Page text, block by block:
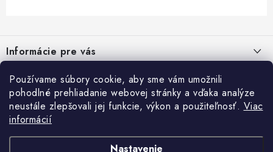
Používame súbory cookie, aby sme vám umožnili
pohodlné prehliadanie webovej stránky a vďaka analýze
neustále zlepšovali jej funkcie, výkon a použiteľnosť. Viac
informácií
Nastavenie
pInformácie pre vás
Ako nakupovať
Všeobecné obchodné podmienky
Podmienky ochrany osobných údajov a poučenie o Cookies
Prihlásenie
E-mail
Facebook
Prijímame online platby